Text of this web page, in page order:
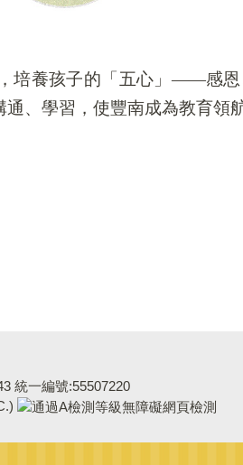
培養孩子的「五心」——感
、學習，使豐南成為教育領
統一編號:55507220